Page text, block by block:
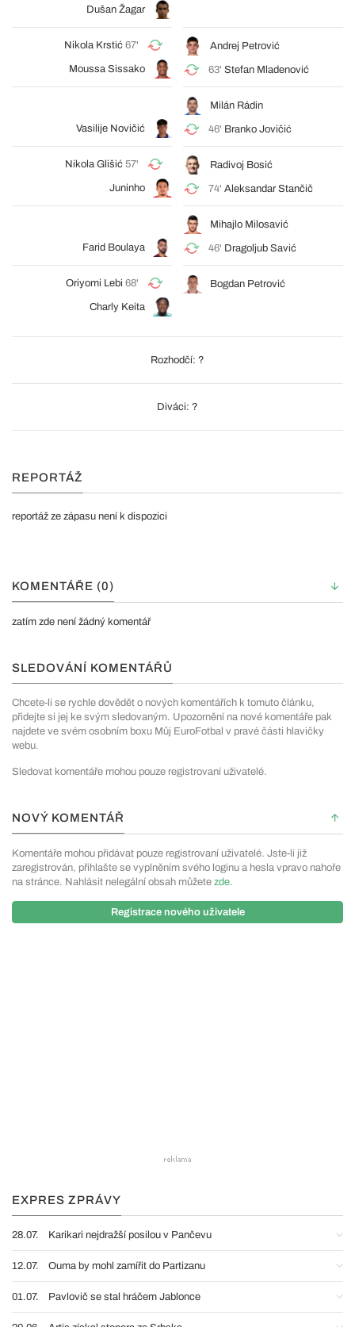
Dušan Žagar
Nikola Krstić 67'
Moussa Sissako
Andrej Petrović
63' Stefan Mladenović
Vasilije Novičić
Milán Rádin
46' Branko Jovičić
Nikola Glišić 57'
Juninho
Radivoj Bosić
74' Aleksandar Stančič
Farid Boulaya
Mihajlo Milosavić
46' Dragoljub Savić
Oriyomi Lebi 68'
Charly Keita
Bogdan Petrović
Rozhodčí: ?
Diváci: ?
REPORTÁŽ
reportáž ze zápasu není k dispozici
KOMENTÁŘE (0)
zatím zde není žádný komentář
SLEDOVÁNÍ KOMENTÁŘŮ
Chcete-li se rychle dovědět o nových komentářích k tomuto článku,
přidejte si jej ke svým sledovaným. Upozornění na nové komentáře pak
najdete ve svém osobním boxu Můj EuroFotbal v pravé části hlavičky
webu.
Sledovat komentáře mohou pouze registrovaní uživatelé.
NOVÝ KOMENTÁŘ
Komentáře mohou přidávat pouze registrovaní uživatelé. Jste-li již
zaregistrován, přihlašte se vyplněním svého loginu a hesla vpravo nahoře
na stránce. Nahlásit nelegální obsah můžete zde.
Registrace nového uživatele
EXPRES ZPRÁVY
28.07. Karikari nejdražší posilou v Pančevu
12.07. Ouma by mohl zamířit do Partizanu
01.07. Pavlovič se stal hráčem Jablonce